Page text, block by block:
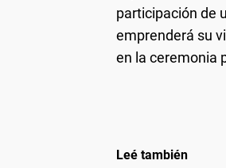
participación de
emprenderá su
en la ceremonia
Leé también